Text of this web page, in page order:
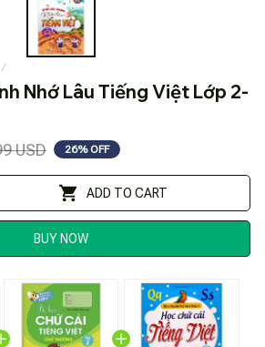
Nhớ Lâu Tiếng Việt Lớp 2-
USD 26% OFF
ADD TO CART
BUY NOW